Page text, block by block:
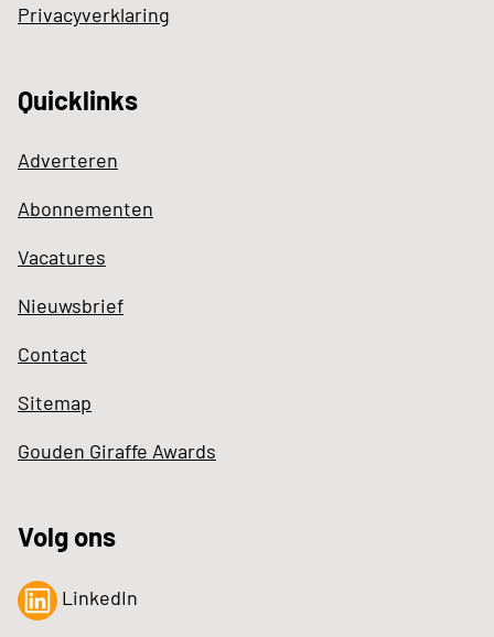
Privacyverklaring
Quicklinks
Adverteren
Abonnementen
Vacatures
Nieuwsbrief
Contact
Sitemap
Gouden Giraffe Awards
Volg ons
LinkedIn